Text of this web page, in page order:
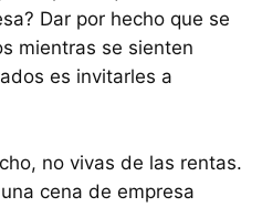
Dar por hecho que se
mientras se sienten
es invitarles a
no vivas de las rentas.
cena de empresa